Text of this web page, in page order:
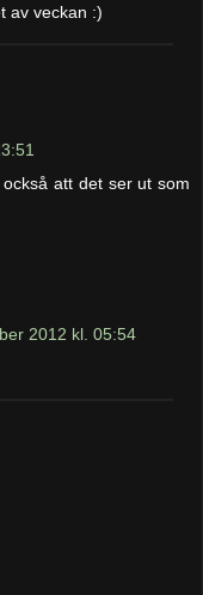
av veckan :)
att det ser ut som
2012 kl. 05:54